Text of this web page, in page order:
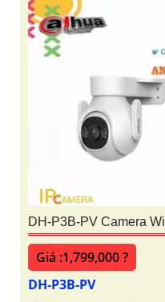
DH-P3B-PV Camera
Giá :1,799,000 ?
DH-P3B-PV